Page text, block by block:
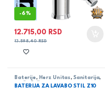
-6%
12.715,00 RSD
13.598,40RSD
Baterije , Herz Unitas , Sanitarija,
serija Stil
BATERIJA ZA LAVABO STIL Z10